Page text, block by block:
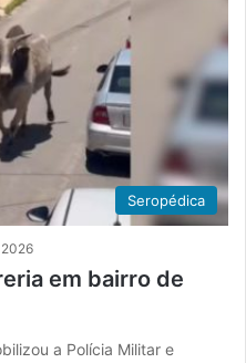
Seropédica
em bairro de
a Polícia Militar e